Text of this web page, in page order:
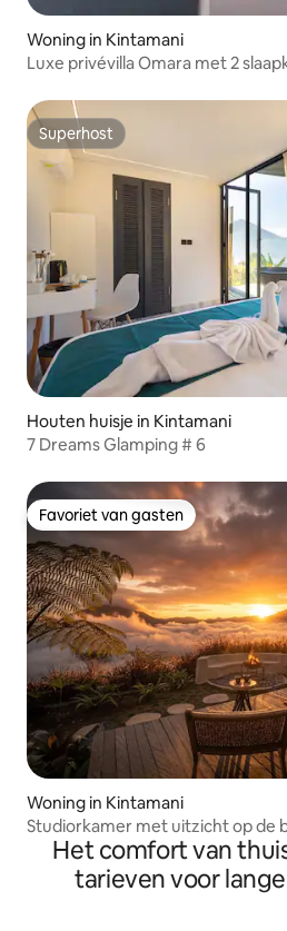
Woning in Kintamani
Luxe privévilla Omara met 2
Superhost
Superhost
Houten huisje in Kintamani
7 Dreams Glamping # 6
Favoriet van gasten
Favoriet van gasten
Woning in Kintamani
Studiorkamer met uitzicht op de
Het comfort van
tarieven voor